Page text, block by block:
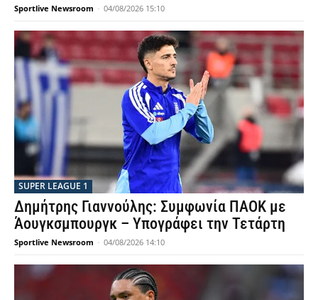
Sportlive Newsroom - 04/08/2026 15:10
SUPER LEAGUE 1
Δημήτρης Γιαννούλης: Συμφωνία ΠΑΟΚ με
Άουγκσμπουργκ – Υπογράφει την Τετάρτη
Sportlive Newsroom - 04/08/2026 14:10